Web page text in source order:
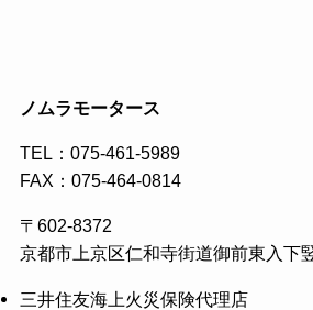
ノムラモータース
TEL： 075-461-5989
FAX：075-464-0814
〒602-8372
京都市上京区仁和寺街道御前東入下
三井住友海上火災保険代理店